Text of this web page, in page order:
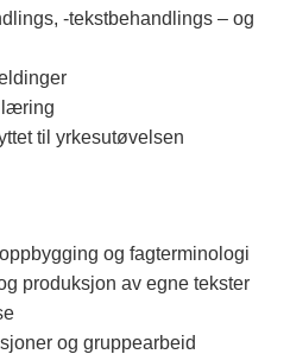
-tekstbehandlings – og
læring
til yrkesutøvelsen
og fagterminologi
produksjon av egne tekster
og gruppearbeid